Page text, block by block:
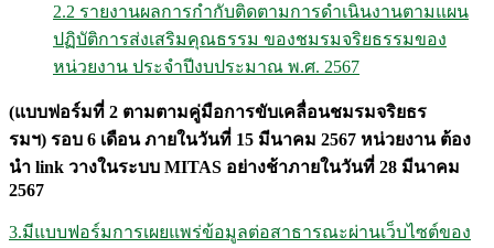
2.2 รายงานผลการกำกับติดตามการดำเนินงานตามแผน
ปฏิบัติการส่งเสริมคุณธรรม ของชมรมจริยธรรมของ
หน่วยงาน ประจำปีงบประมาณ พ.ศ. 2567
(แบบฟอร์มที่ 2 ตามตามคู่มือการขับเคลื่อนชมรมจริยธร
รมฯ) รอบ 6 เดือน ภายในวันที่ 15 มีนาคม 2567 หน่วยงาน ต้อง
นำ link วางในระบบ MITAS อย่างช้าภายในวันที่ 28 มีนาคม
2567
3.มีแบบฟอร์มการเผยแพร่ข้อมูลต่อสาธารณะผ่านเว็บไซต์ของ